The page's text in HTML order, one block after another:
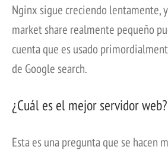
Nginx sigue creciendo lentamente,
market share realmente pequeño
cuenta que es usado
de Google search.
¿Cuál es el mejor servidor web?
Esta es una pregunta que se hacen